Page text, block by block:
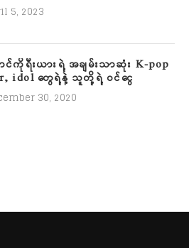
5, 2023
င်ကိုရီးယားရဲ့ အချမ်းသာဆုံး K-pop
idol တွေရဲ့နဲ့ သူတို့ရဲ့ ဝင်ငွေ
30, 2020